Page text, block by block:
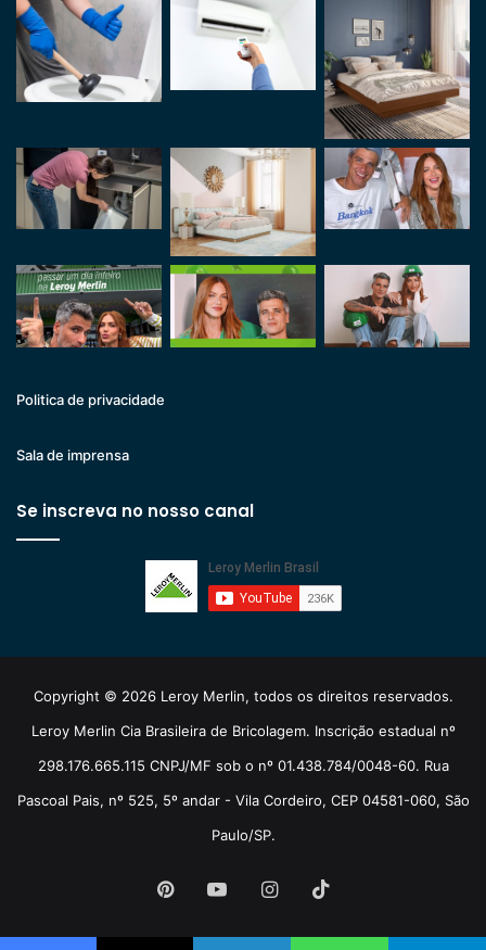
Politica de privacidade
Sala de imprensa
Se inscreva no nosso canal
Copyright © 2026 Leroy Merlin, todos os direitos reservados.
Leroy Merlin Cia Brasileira de Bricolagem. Inscrição estadual nº
298.176.665.115 CNPJ/MF sob o nº 01.438.784/0048-60. Rua
Pascoal Pais, nº 525, 5º andar - Vila Cordeiro, CEP 04581-060, São
Paulo/SP.
PinterestYouTubeInstagram